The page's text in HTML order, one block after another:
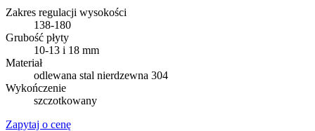
Zakres regulacji wysokości
138-180
Grubość płyty
10-13 i 18 mm
Materiał
odlewana stal nierdzewna 304
Wykończenie
szczotkowany
Zapytaj o cenę